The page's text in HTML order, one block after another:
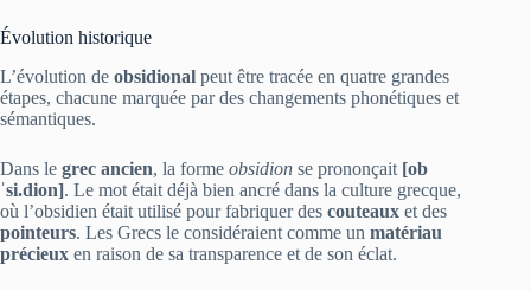
Évolution historique
L’évolution de obsidional peut être tracée en quatre grandes
étapes, chacune marquée par des changements phonétiques et
sémantiques.
Dans le grec ancien, la forme obsidion se prononçait [ob
ˈsi.dion]. Le mot était déjà bien ancré dans la culture grecque,
où l’obsidien était utilisé pour fabriquer des couteaux et des
pointeurs. Les Grecs le considéraient comme un matériau
précieux en raison de sa transparence et de son éclat.